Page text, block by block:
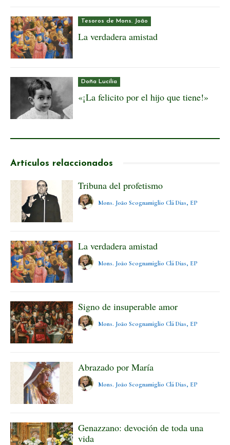
Tesoros de Mons. João
La verdadera amistad
Doña Lucilia
«¡La felicito por el hijo que tiene!»
Artículos relaccionados
Tribuna del profetismo
Mons. João Scognamiglio Clá Dias, EP
La verdadera amistad
Mons. João Scognamiglio Clá Dias, EP
Signo de insuperable amor
Mons. João Scognamiglio Clá Dias, EP
Abrazado por María
Mons. João Scognamiglio Clá Dias, EP
Genazzano: devoción de toda una
vida